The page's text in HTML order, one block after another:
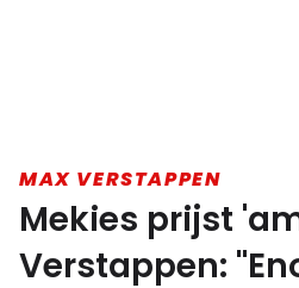
MAX VERSTAPPEN
Mekies prijst
Verstappen: